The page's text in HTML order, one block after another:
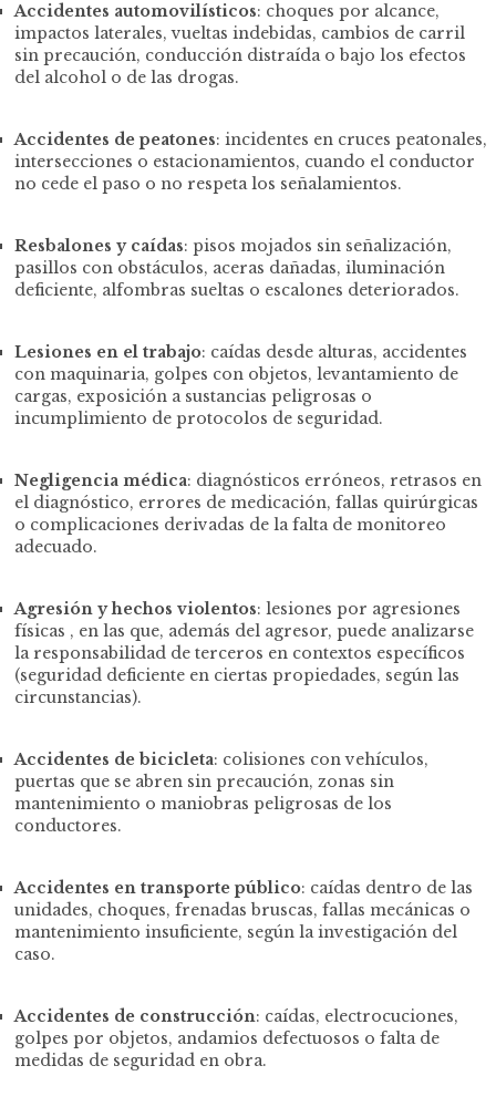
Accidentes automovilísticos: choques por alcance,
impactos laterales, vueltas indebidas, cambios de carril
sin precaución, conducción distraída o bajo los efectos
del alcohol o de las drogas.
Accidentes de peatones: incidentes en cruces peatonales,
intersecciones o estacionamientos, cuando el conductor
no cede el paso o no respeta los señalamientos.
Resbalones y caídas: pisos mojados sin señalización,
pasillos con obstáculos, aceras dañadas, iluminación
deficiente, alfombras sueltas o escalones deteriorados.
Lesiones en el trabajo: caídas desde alturas, accidentes
con maquinaria, golpes con objetos, levantamiento de
cargas, exposición a sustancias peligrosas o
incumplimiento de protocolos de seguridad.
Negligencia médica: diagnósticos erróneos, retrasos en
el diagnóstico, errores de medicación, fallas quirúrgicas
o complicaciones derivadas de la falta de monitoreo
adecuado.
Agresión y hechos violentos: lesiones por agresiones
físicas , en las que, además del agresor, puede analizarse
la responsabilidad de terceros en contextos específicos
(seguridad deficiente en ciertas propiedades, según las
circunstancias).
Accidentes de bicicleta: colisiones con vehículos,
puertas que se abren sin precaución, zonas sin
mantenimiento o maniobras peligrosas de los
conductores.
Accidentes en transporte público: caídas dentro de las
unidades, choques, frenadas bruscas, fallas mecánicas o
mantenimiento insuficiente, según la investigación del
caso.
Accidentes de construcción: caídas, electrocuciones,
golpes por objetos, andamios defectuosos o falta de
medidas de seguridad en obra.